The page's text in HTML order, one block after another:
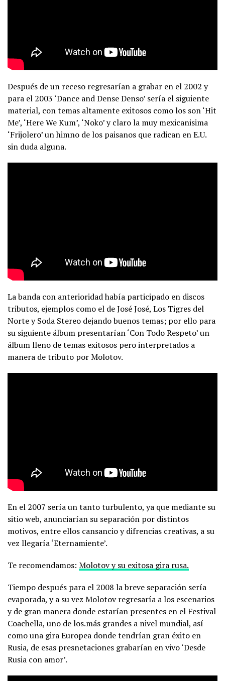
Después de un receso regresarían a grabar en el 2002 y
para el 2003 ‘Dance and Dense Denso’ sería el siguiente
material, con temas altamente exitosos como los son ‘Hit
Me’, ‘Here We Kum’, ‘Noko’ y claro la muy mexicanisima
‘Frijolero’ un himno de los paisanos que radican en E.U.
sin duda alguna.
La banda con anterioridad había participado en discos
tributos, ejemplos como el de José José, Los Tigres del
Norte y Soda Stereo dejando buenos temas; por ello para
su siguiente álbum presentarían ‘Con Todo Respeto’ un
álbum lleno de temas exitosos pero interpretados a
manera de tributo por Molotov.
En el 2007 sería un tanto turbulento, ya que mediante su
sitio web, anunciarían su separación por distintos
motivos, entre ellos cansancio y difrencias creativas, a su
vez llegaría ‘Eternamiente’.
Te recomendamos: Molotov y su exitosa gira rusa.
Tiempo después para el 2008 la breve separación sería
evaporada, y a su vez Molotov regresaría a los escenarios
y de gran manera donde estarían presentes en el Festival
Coachella, uno de los.más grandes a nivel mundial, así
como una gira Europea donde tendrían gran éxito en
Rusia, de esas presnetaciones grabarían en vivo ‘Desde
Rusia con amor’.